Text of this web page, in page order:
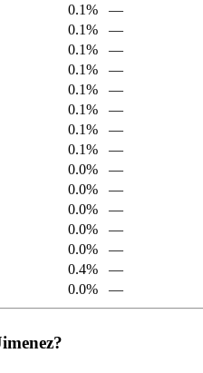
0.1%
—
0.1%
—
0.1%
—
0.1%
—
0.1%
—
0.1%
—
0.1%
—
0.1%
—
0.0%
—
0.0%
—
0.0%
—
0.0%
—
0.0%
—
0.4%
—
0.0% —